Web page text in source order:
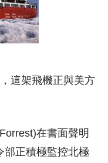
這架飛機正與美方
在書面聲明
部正積極監控北極